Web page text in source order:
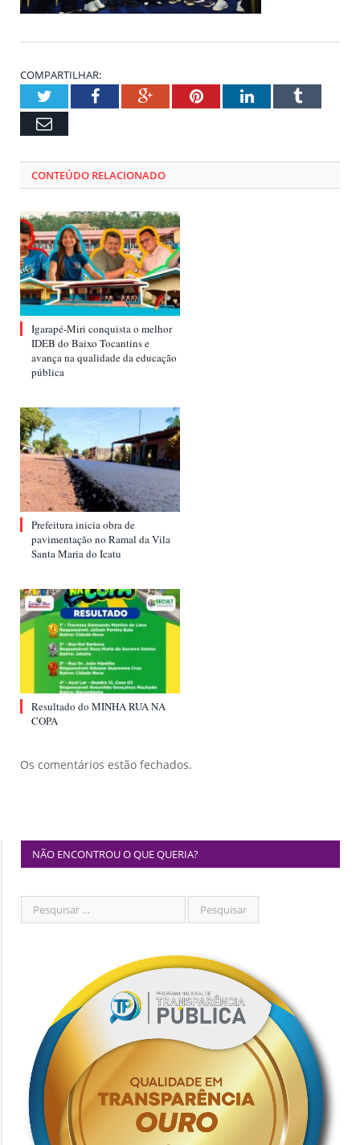
COMPARTILHAR:
TwitterFacebookGoogle+PinterestLinkedInTumblr
Email
CONTEÚDO RELACIONADO
Igarapé-Miri conquista o melhor
IDEB do Baixo Tocantins e
avança na qualidade da educação
pública
Prefeitura inicia obra de
pavimentação no Ramal da Vila
Santa Maria do Icatu
Resultado do MINHA RUA NA
COPA
Os comentários estão fechados.
NÃO ENCONTROU O QUE QUERIA?